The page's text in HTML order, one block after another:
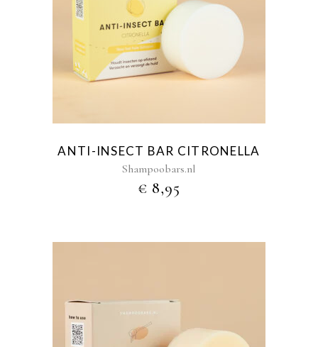
ANTI-INSECT BAR CITRONELLA
Shampoobars.nl
€ 8,95
Dit